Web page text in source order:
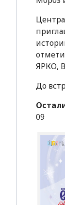
ЯРКО,
До
09